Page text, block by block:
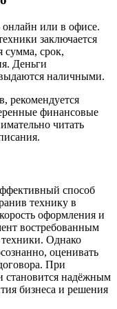
онлайн или в офисе.
заключается
сумма, срок,
. Деньги
наличными.
рекомендуется
финансовые
читать
.
способ
технику в
оформления и
востребованным
Однако
оценивать
При
становится надёжным
бизнеса и решения